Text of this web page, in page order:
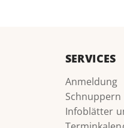
SERVICES
Anmeldung
Schnuppern
Infoblätter